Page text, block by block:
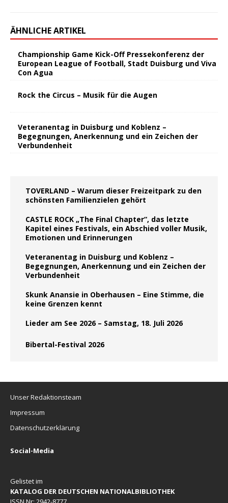
ÄHNLICHE ARTIKEL
Championship Game Kick-Off Pressekonferenz der
European League of Football, Stadt Duisburg und Viva
Con Agua
Rock the Circus – Musik für die Augen
Veteranentag in Duisburg und Koblenz –
Begegnungen, Anerkennung und ein Zeichen der
Verbundenheit
TOVERLAND – Warum dieser Freizeitpark zu den
schönsten Familienzielen gehört
CASTLE ROCK „The Final Chapter“, das letzte
Kapitel eines Festivals, ein Abschied voller Musik,
Emotionen und Erinnerungen
Veteranentag in Duisburg und Koblenz –
Begegnungen, Anerkennung und ein Zeichen der
Verbundenheit
Skunk Anansie in Oberhausen – Eine Stimme, die
keine Grenzen kennt
Lieder am See 2026 – Samstag, 18. Juli 2026
Bibertal-Festival 2026
Unser Redaktionsteam
Impressum
Datenschutzerklärung
Social-Media
Gelistet im
KATALOG DER DEUTSCHEN NATIONALBIBLIOTHEK